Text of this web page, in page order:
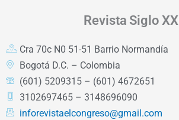
Revista Siglo XXI
Cra 70c N0 51-51 Barrio Normandía
Bogotá D.C. – Colombia
(601) 5209315 – (601) 4672651
3102697465 – 3148696090
inforevistaelcongreso@gmail.com